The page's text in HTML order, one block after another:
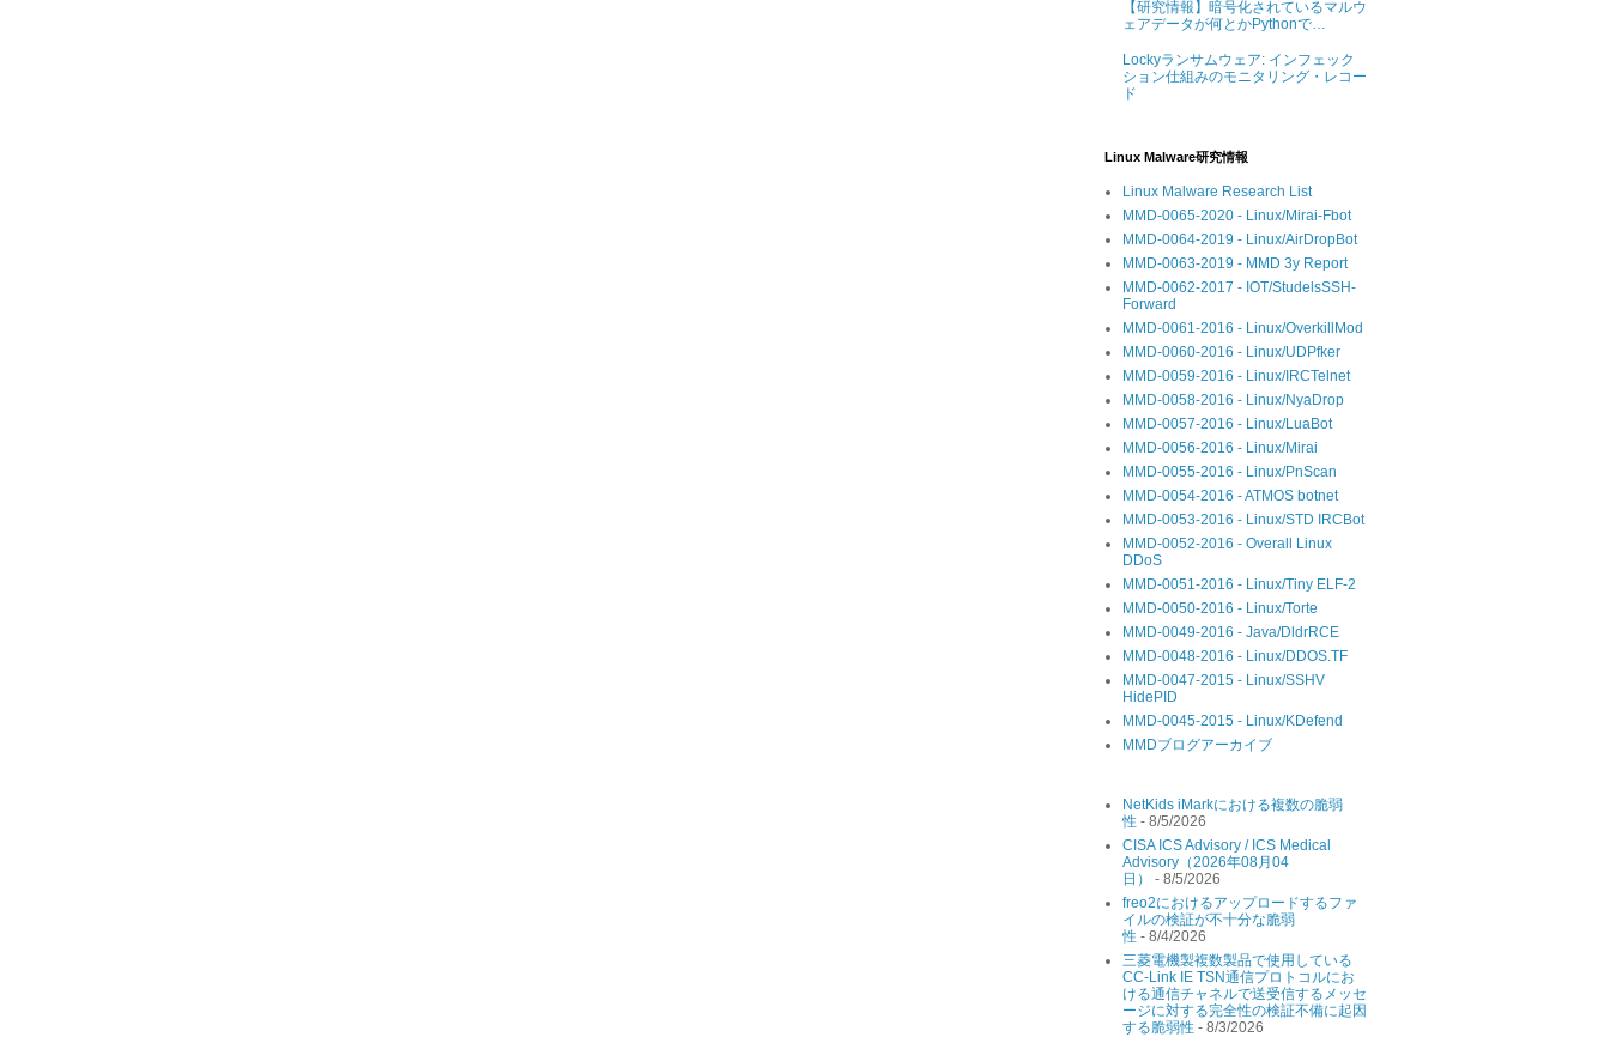
【研究情報】暗号化されているマルウ
ェアデータが何とかPythonで…
Lockyランサムウェア: インフェック
ション仕組みのモニタリング・レコー
ド
Linux Malware研究情報
Linux Malware Research List
MMD-0065-2020 - Linux/Mirai-Fbot
MMD-0064-2019 - Linux/AirDropBot
MMD-0063-2019 - MMD 3y Report
MMD-0062-2017 - IOT/StudelsSSH-
Forward
MMD-0061-2016 - Linux/OverkillMod
MMD-0060-2016 - Linux/UDPfker
MMD-0059-2016 - Linux/IRCTelnet
MMD-0058-2016 - Linux/NyaDrop
MMD-0057-2016 - Linux/LuaBot
MMD-0056-2016 - Linux/Mirai
MMD-0055-2016 - Linux/PnScan
MMD-0054-2016 - ATMOS botnet
MMD-0053-2016 - Linux/STD IRCBot
MMD-0052-2016 - Overall Linux
DDoS
MMD-0051-2016 - Linux/Tiny ELF-2
MMD-0050-2016 - Linux/Torte
MMD-0049-2016 - Java/DldrRCE
MMD-0048-2016 - Linux/DDOS.TF
MMD-0047-2015 - Linux/SSHV
HidePID
MMD-0045-2015 - Linux/KDefend
MMDブログアーカイブ
NetKids iMarkにおける複数の脆弱
性 - 8/5/2026
CISA ICS Advisory / ICS Medical
Advisory（2026年08月04
日）
- 8/5/2026
freo2におけるアップロードするファ
イルの検証が不十分な脆弱
性 - 8/4/2026
三菱電機製複数製品で使用している
CC-Link IE TSN通信プロトコルにお
ける通信チャネルで送受信するメッセ
ージに対する完全性の検証不備に起因
する脆弱性 - 8/3/2026